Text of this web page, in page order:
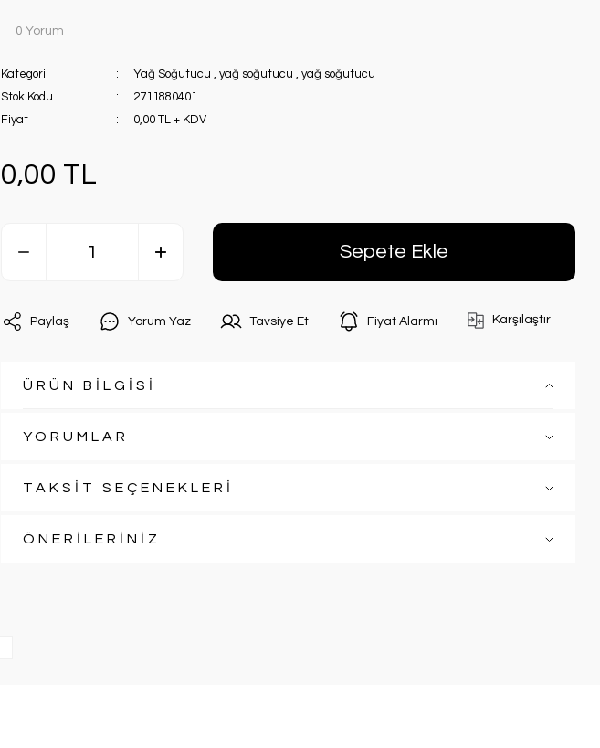
0 Yorum
Kategori Yağ Soğutucu , yağ soğutucu , yağ soğutucu
Stok Kodu
2711880401
Fiyat
0,00 TL + KDV
0,00 TL
Sepete Ekle
Paylaş Yorum Yaz Tavsiye Et Fiyat Alarmı Karşılaştır
ÜRÜN BİLGİSİ
YORUMLAR
TAKSİT SEÇENEKLERİ
ÖNERİLERİNİZ